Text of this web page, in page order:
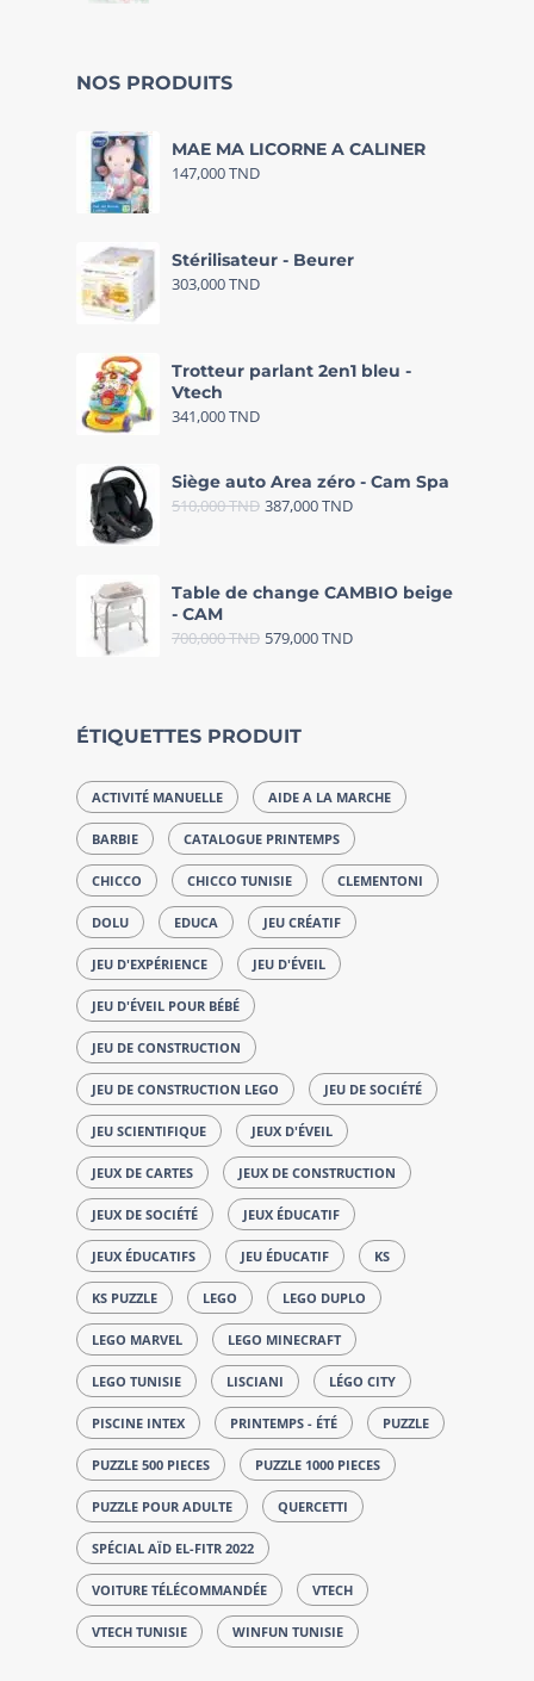
NOS PRODUITS
MAE MA LICORNE A CALINER
147,000TND
Stérilisateur - Beurer
303,000TND
Trotteur parlant 2en1 bleu -
Vtech
341,000TND
Siège auto Area zéro - Cam Spa
510,000TND 387,000TND
Table de change CAMBIO beige
- CAM
700,000TND 579,000TND
ÉTIQUETTES PRODUIT
ACTIVITÉ MANUELLE AIDE A LA MARCHE
BARBIE CATALOGUE PRINTEMPS
CHICCO CHICCO TUNISIE CLEMENTONI
DOLU EDUCA JEU CRÉATIF
JEU D'EXPÉRIENCE JEU D'ÉVEIL
JEU D'ÉVEIL POUR BÉBÉ
JEU DE CONSTRUCTION
JEU DE CONSTRUCTION LEGO JEU DE SOCIÉTÉ
JEU SCIENTIFIQUE JEUX D'ÉVEIL
JEUX DE CARTES JEUX DE CONSTRUCTION
JEUX DE SOCIÉTÉ JEUX ÉDUCATIF
JEUX ÉDUCATIFS JEU ÉDUCATIF KS
KS PUZZLE LEGO LEGO DUPLO
LEGO MARVEL LEGO MINECRAFT
LEGO TUNISIE LISCIANI LÉGO CITY
PISCINE INTEX PRINTEMPS - ÉTÉ PUZZLE
PUZZLE 500 PIECES PUZZLE 1000 PIECES
PUZZLE POUR ADULTE QUERCETTI
SPÉCIAL AÏD EL-FITR 2022
VOITURE TÉLÉCOMMANDÉE VTECH
VTECH TUNISIE WINFUN TUNISIE